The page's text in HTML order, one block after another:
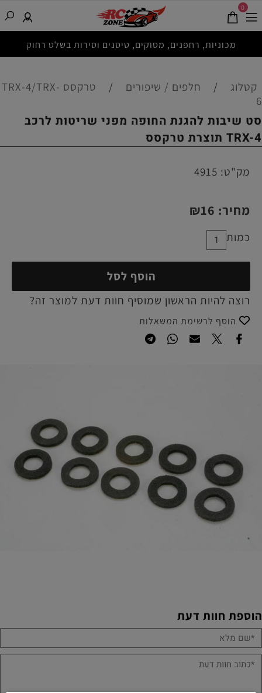
מכוניות, רחפנים, מסוקים, טיסנים וסירות בשלט רחוק
0
קטלוג / חלפים / שיפורים /
טרקסס TRX-4/TRX-
6
סט שיבות להגנת החופה מפני שריטות לרכב
TRX-4 תוצרת טרקסס
מק"ט: 4915
מחיר: ₪16
כמות
הוסף לסל
רוצה להיות הראשון שמוסיף חוות דעת למוצר זה?
הוסף לרשימת המשאלות
הוספת חוות דעת